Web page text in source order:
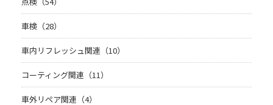
車検（28）
車内リフレッシュ関連（10）
コーティング関連（11）
車外リペア関連（4）